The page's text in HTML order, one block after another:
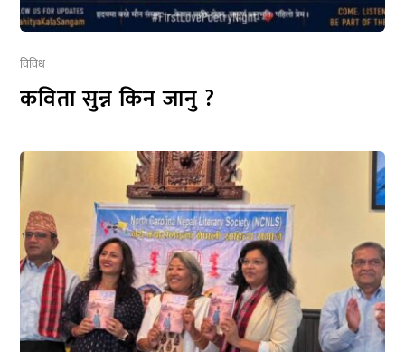
विविध
कविता सुन्न किन जानु ?